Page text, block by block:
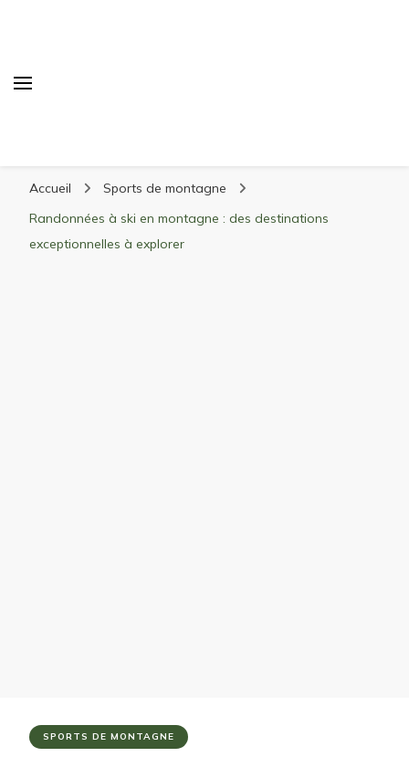
matériel, stations de ski
Accueil
Sports de montagne
Randonnées à ski en montagne : des destinations
exceptionnelles à explorer
SPORTS DE MONTAGNE